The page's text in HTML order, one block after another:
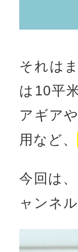
それは
は10平
アギア
用など、
今回は、
ャンネ